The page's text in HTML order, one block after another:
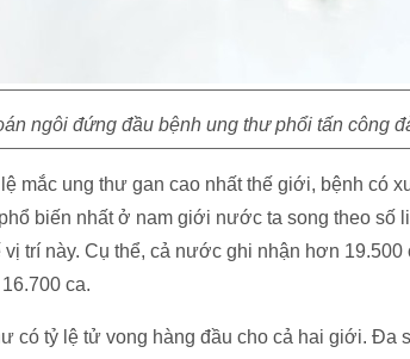
ngôi đứng đầu bệnh ung thư phổi tấn công
mắc ung thư gan cao nhất thế giới, bệnh có
biến nhất ở nam giới nước ta song theo số
trí này. Cụ thể, cả nước ghi nhận hơn
ca.
có tỷ lệ tử vong hàng đầu cho cả hai giới. Đa